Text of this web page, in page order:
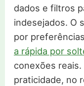
dados e filtros
indesejados. O
por
a rápida por
conexões
praticidade, no